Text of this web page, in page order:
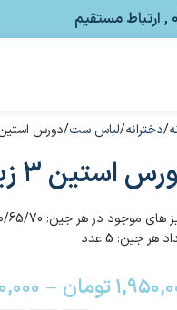
دخترانه لباس ست دورس استین ۳ زیپ
استین ۳ زیپ پروانه
های موجود در هر جین: 50/55/60/65/70
هر جین: 5 عدد
تومان –